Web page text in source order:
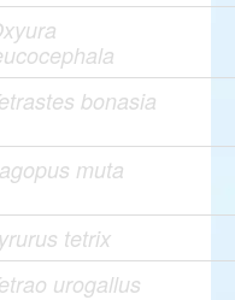
bonasia
muta
tetrix
urogallus